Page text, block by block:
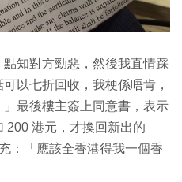
知對方勁惡，然後我直情踩
以七折回收，我梗係唔肯，
最後樓主簽上同意書，表示
200 港元，才換回新出的
：「應該全香港得我一個香